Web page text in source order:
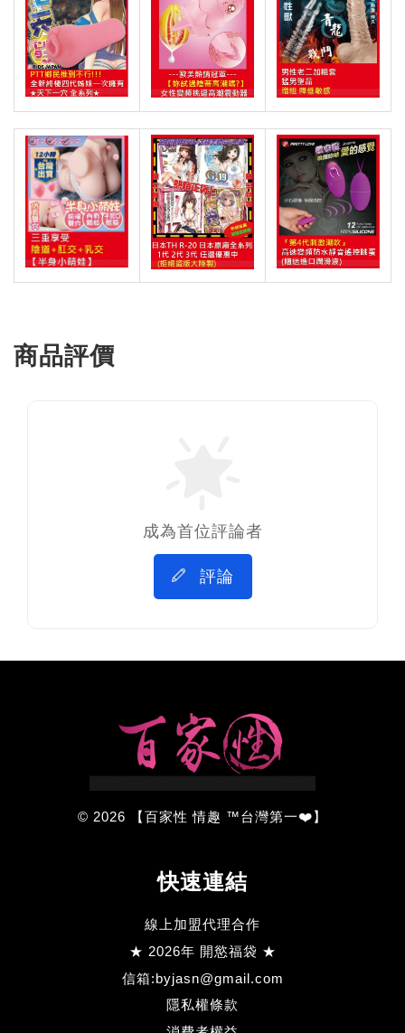
商品評價
成為首位評論者
評論
© 2026 【百家性 情趣 ™台灣第一❤️】
快速連結
線上加盟代理合作
★ 2026年 開慾福袋 ★
信箱:byjasn@gmail.com
隱私權條款